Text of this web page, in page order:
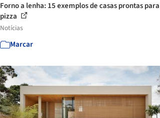
Forno a lenha: 15 exemplos de casas prontas para
pizza
Notícias
Marcar